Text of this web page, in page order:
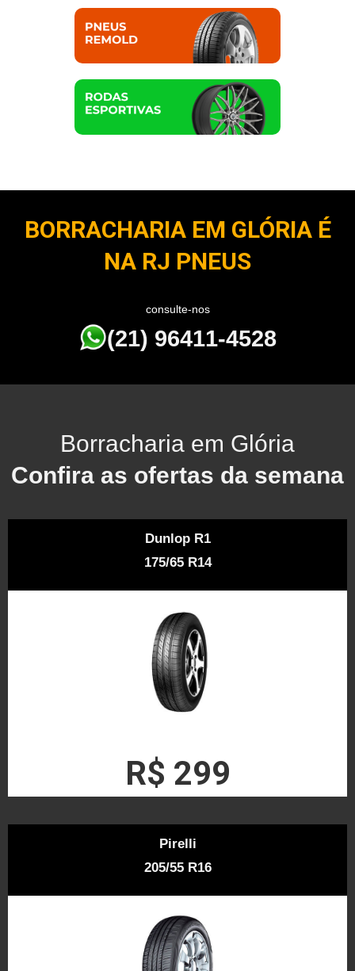
BORRACHARIA EM GLÓRIA É
NA RJ PNEUS
consulte-nos
(21) 96411-4528
Borracharia em Glória
Confira as ofertas da semana
Dunlop R1
175/65 R14
R$ 299
Pirelli
205/55 R16